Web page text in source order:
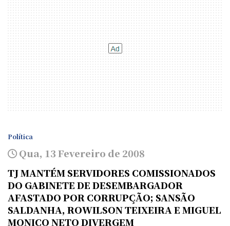
Política
Qua, 13 Fevereiro de 2008
TJ MANTÉM SERVIDORES COMISSIONADOS
DO GABINETE DE DESEMBARGADOR
AFASTADO POR CORRUPÇÃO; SANSÃO
SALDANHA, ROWILSON TEIXEIRA E MIGUEL
MONICO NETO DIVERGEM